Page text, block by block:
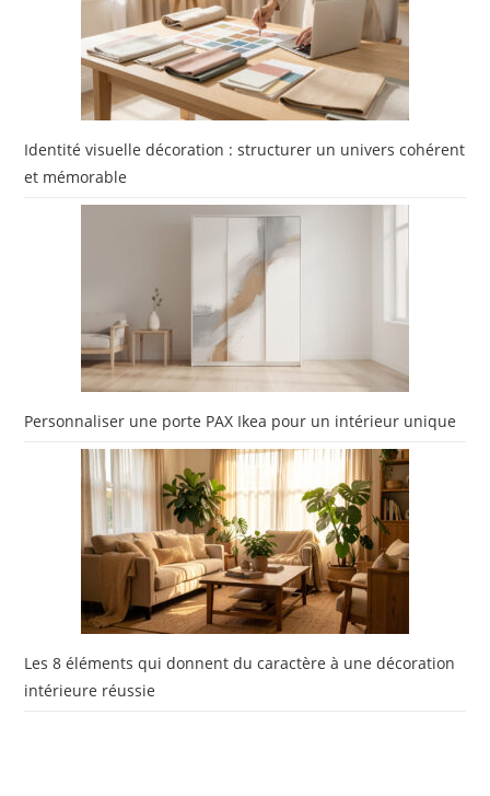
Identité visuelle décoration : structurer un univers cohérent
et mémorable
Personnaliser une porte PAX Ikea pour un intérieur unique
Les 8 éléments qui donnent du caractère à une décoration
intérieure réussie